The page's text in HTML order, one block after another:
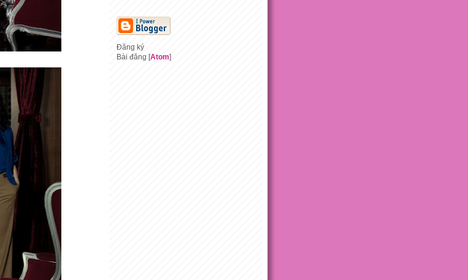
Đăng ký
Bài đăng [Atom]